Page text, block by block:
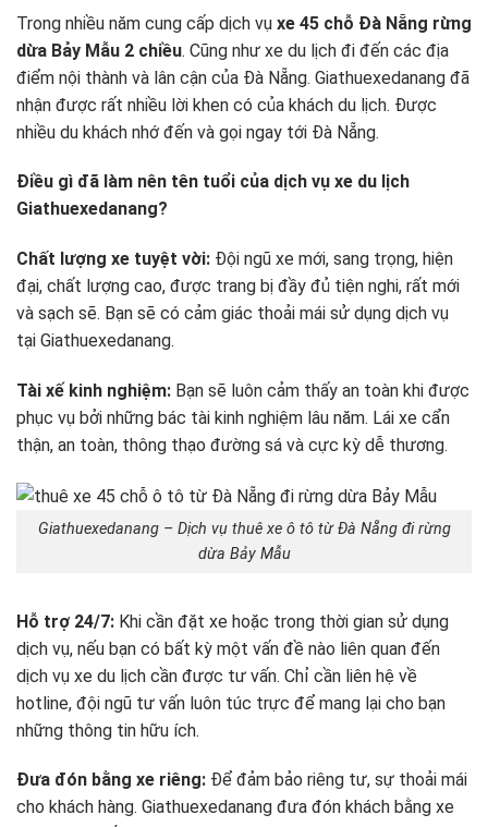
Trong nhiều năm cung cấp dịch vụ xe 45 chỗ Đà Nẵng rừng
dừa Bảy Mẫu 2 chiều. Cũng như xe du lịch đi đến các địa
điểm nội thành và lân cận của Đà Nẵng. Giathuexedanang đã
nhận được rất nhiều lời khen có của khách du lịch. Được
nhiều du khách nhớ đến và gọi ngay tới Đà Nẵng.
Điều gì đã làm nên tên tuổi của dịch vụ xe du lịch
Giathuexedanang?
Chất lượng xe tuyệt vời: Đội ngũ xe mới, sang trọng, hiện
đại, chất lượng cao, được trang bị đầy đủ tiện nghi, rất mới
và sạch sẽ. Bạn sẽ có cảm giác thoải mái sử dụng dịch vụ
tại Giathuexedanang.
Tài xế kinh nghiệm: Bạn sẽ luôn cảm thấy an toàn khi được
phục vụ bởi những bác tài kinh nghiệm lâu năm. Lái xe cẩn
thận, an toàn, thông thạo đường sá và cực kỳ dễ thương.
Giathuexedanang – Dịch vụ thuê xe ô tô từ Đà Nẵng đi rừng
dừa Bảy Mẫu
Hỗ trợ 24/7: Khi cần đặt xe hoặc trong thời gian sử dụng
dịch vụ, nếu bạn có bất kỳ một vấn đề nào liên quan đến
dịch vụ xe du lịch cần được tư vấn. Chỉ cần liên hệ về
hotline, đội ngũ tư vấn luôn túc trực để mang lại cho bạn
những thông tin hữu ích.
Đưa đón bằng xe riêng: Để đảm bảo riêng tư, sự thoải mái
cho khách hàng. Giathuexedanang đưa đón khách bằng xe